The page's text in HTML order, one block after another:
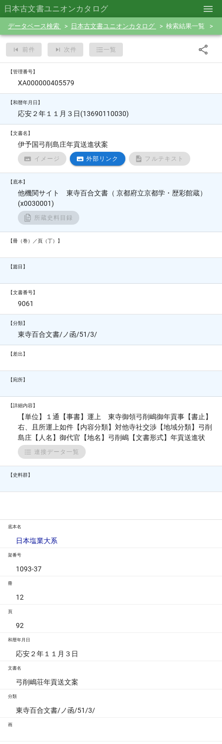
日本古文書ユニオンカタログ
データベース検索 日本古文書ユニオンカタログ 検索結果一覧
前件 次件 一覧
【管理番号】
XA000000405579
【和暦年月日】
応安２年１１月３日(13690110030)
【文書名】
伊予国弓削島庄年貢送進状案
イメージ 外部リンク フルテキスト
【底本】
他機関サイト 東寺百合文書（ 京都府立京都学・歴彩館蔵）
(x0030001)
所蔵史料目録
【冊（巻）／頁（丁）】
【篇目】
【文書番号】
9061
【分類】
東寺百合文書/ノ函/51/3/
【差出】
【宛所】
【詳細内容】
【単位】１通【事書】運上 東寺御領弓削嶋御年貢事【書止】
右、且所運上如件【内容分類】対他寺社交渉【地域分類】弓削
島庄【人名】御代官【地名】弓削嶋【文書形式】年貢送進状
連接データ一覧
【史料群】
底本名
日本塩業大系
架番号
1093-37
冊
12
頁
92
和暦年月日
応安２年１１月３日
文書名
弓削嶋荘年貢送文案
分類
東寺百合文書/ノ函/51/3/
画